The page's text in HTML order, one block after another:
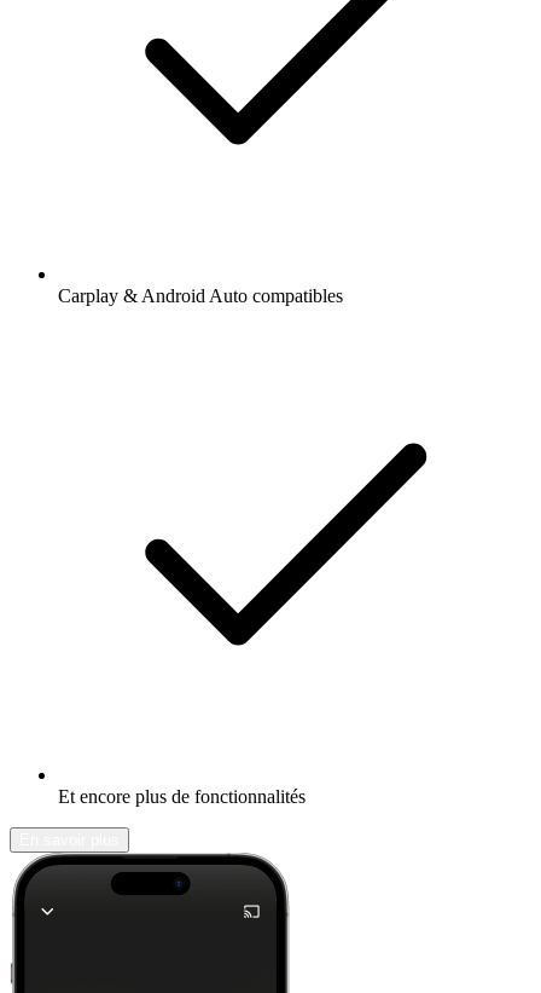
Carplay & Android Auto compatibles
Et encore plus de fonctionnalités